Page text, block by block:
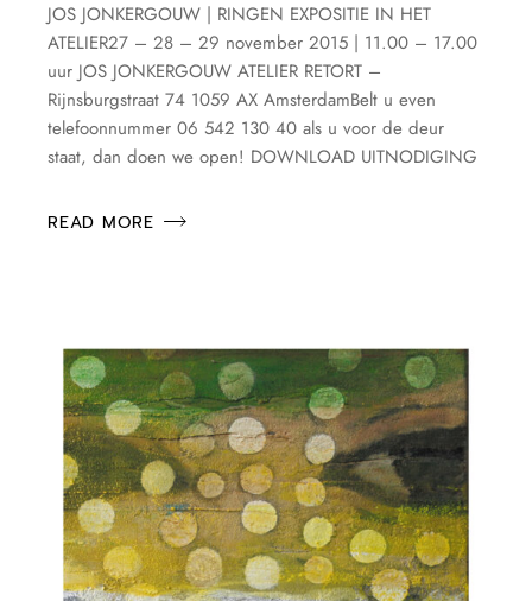
JOS JONKERGOUW | RINGEN EXPOSITIE IN HET
ATELIER27 – 28 – 29 november 2015 | 11.00 – 17.00
uur JOS JONKERGOUW ATELIER RETORT –
Rijnsburgstraat 74 1059 AX AmsterdamBelt u even
telefoonnummer 06 542 130 40 als u voor de deur
staat, dan doen we open! DOWNLOAD UITNODIGING
READ MORE